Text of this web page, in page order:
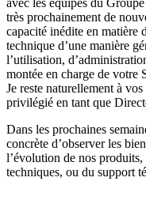
très prochainement de
capacité inédite en matière
technique d’une manière
l’utilisation,
montée en charge de votre
Je reste naturellement à
privilégié en tant que
Dans les prochaines
concrète d’observer les
l’évolution de nos
techniques, ou du support